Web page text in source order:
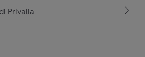
Privalia